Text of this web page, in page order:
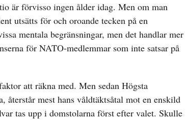
är förvisso ingen ålder idag. Men om man
utsätts för och oroande tecken på en
mentala begränsningar, men det handlar mer
för NATO-medlemmar som inte satsar på
att räkna med. Men sedan Högsta
återstår mest hans våldtäktsåtal mot en enskild
tas upp i domstolarna först efter valet. Skulle